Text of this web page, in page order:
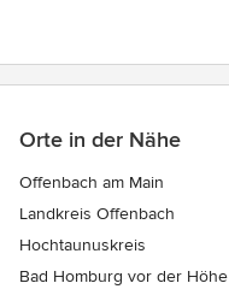
Orte in der Nähe
Offenbach am Main
Landkreis Offenbach
Hochtaunuskreis
Bad Homburg vor der Höhe